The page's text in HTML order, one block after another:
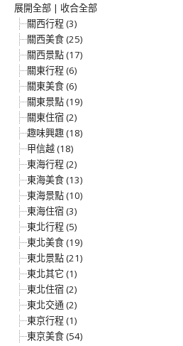
展開全部 | 收合全部
關西行程 (3)
關西美食 (25)
關西景點 (17)
關東行程 (6)
關東美食 (6)
關東景點 (19)
關東住宿 (2)
趣味興趣 (18)
甲信越 (18)
東海行程 (2)
東海美食 (13)
東海景點 (10)
東海住宿 (3)
東北行程 (5)
東北美食 (19)
東北景點 (21)
東北其它 (1)
東北住宿 (2)
東北交通 (2)
東京行程 (1)
東京美食 (54)